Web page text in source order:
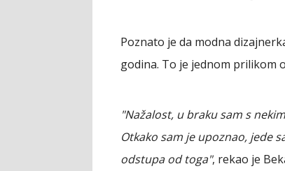
Poznato je da modna
godina. To je jednom prilikom
"Nažalost, u braku sam s
Otkako sam je upoznao, jede
odstupa od toga", rekao je